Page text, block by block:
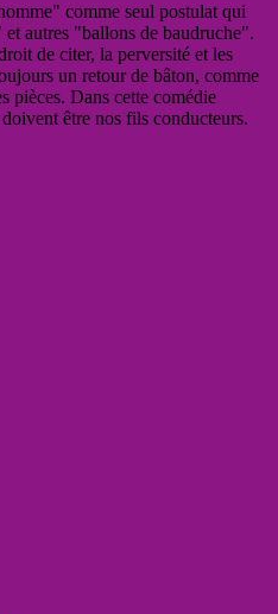
comme seul postulat qui
autres "ballons de baudruche".
de citer, la perversité et les
un retour de bâton, comme
pièces. Dans cette comédie
être nos fils conducteurs.